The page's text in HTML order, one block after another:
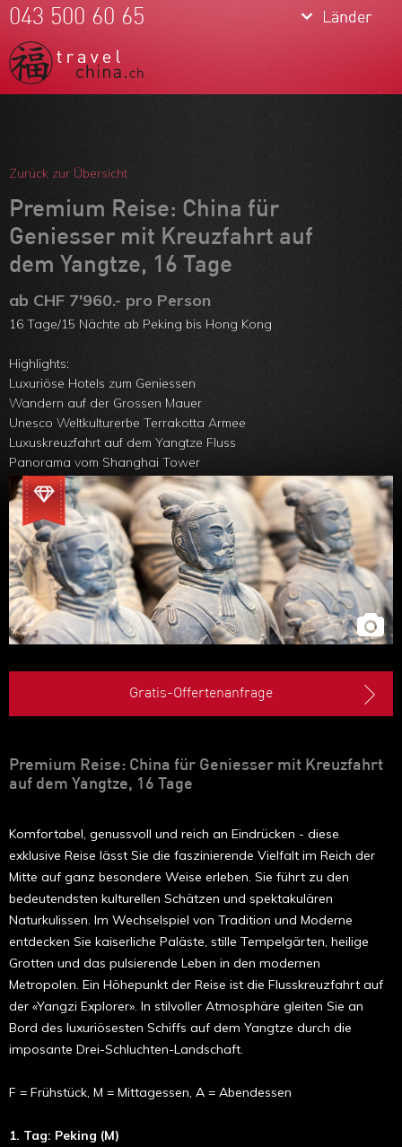
Team
Über uns
Feedbacks
Kontakt
ARVB
keyboard_arrow_down Länder
keyboard_arrow_down Länder
043 500 60 65
Zurück zur Übersicht
Premium Reise: China für
Geniesser mit Kreuzfahrt auf
dem Yangtze, 16 Tage
ab CHF 7'960.- pro Person
16 Tage/15 Nächte ab Peking bis Hong Kong
Highlights:
Luxuriöse Hotels zum Geniessen
Wandern auf der Grossen Mauer
Unesco Weltkulturerbe Terrakotta Armee
Luxuskreuzfahrt auf dem Yangtze Fluss
Panorama vom Shanghai Tower
Flussfahrt durch Yangshuos Karstlandschaft
Gratis-Offertenanfrage
Premium Reise: China für Geniesser mit Kreuzfahrt
auf dem Yangtze, 16 Tage
Komfortabel, genussvoll und reich an Eindrücken - diese
exklusive Reise lässt Sie die faszinierende Vielfalt im Reich der
Mitte auf ganz besondere Weise erleben. Sie führt zu den
bedeutendsten kulturellen Schätzen und spektakulären
Naturkulissen. Im Wechselspiel von Tradition und Moderne
entdecken Sie kaiserliche Paläste, stille Tempelgärten, heilige
Grotten und das pulsierende Leben in den modernen
Metropolen. Ein Höhepunkt der Reise ist die Flusskreuzfahrt auf
der «Yangzi Explorer». In stilvoller Atmosphäre gleiten Sie an
Bord des luxuriösesten Schiffs auf dem Yangtze durch die
imposante Drei-Schluchten-Landschaft.
F = Frühstück, M = Mittagessen, A = Abendessen
1. Tag: Peking (M)